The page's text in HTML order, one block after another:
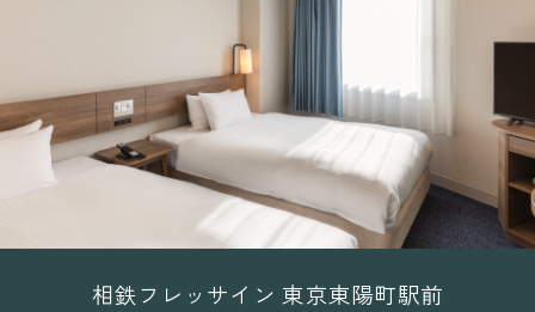
相鉄フレッサイン 東京東陽町駅前